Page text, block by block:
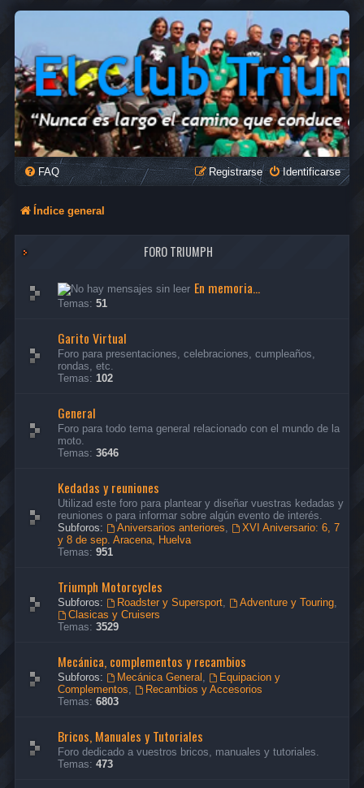
FAQ Identificarse
Registrarse
Índice general
FORO TRIUMPH
En memoria...
Temas: 51
Garito Virtual
Foro para presentaciones, celebraciones, cumpleaños,
rondas, etc.
Temas: 102
General
Foro para todo tema general relacionado con el mundo de la
moto.
Temas: 3646
Kedadas y reuniones
Utilizad este foro para plantear y diseñar vuestras kedadas y
reuniones o para informar sobre algún evento de interés.
Subforos:
Aniversarios anteriores,
XVI Aniversario: 6, 7
y 8 de sep. Aracena, Huelva
Temas: 951
Triumph Motorcycles
Subforos: Roadster y Supersport, Adventure y Touring,
Clasicas y Cruisers
Temas: 3529
Mecánica, complementos y recambios
Subforos: Mecánica General ,
Equipacion y
Complementos,
Recambios y Accesorios
Temas: 6803
Bricos, Manuales y Tutoriales
Foro dedicado a vuestros bricos, manuales y tutoriales.
Temas: 473